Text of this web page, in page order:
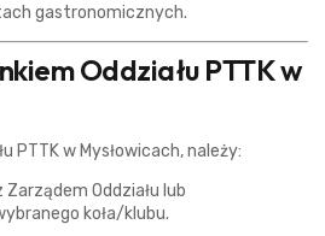
gastronomicznych.
Oddziału PTTK w
PTTK w Mysłowicach, należy:
Oddziału lub
koła/klubu.